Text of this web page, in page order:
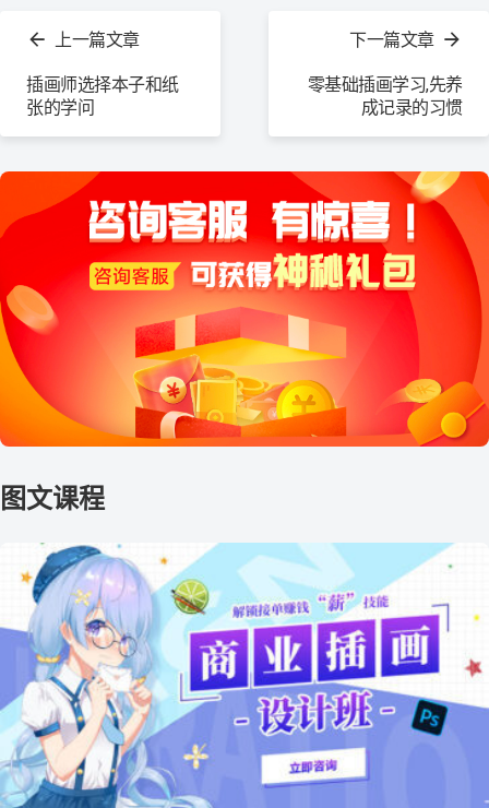
上一篇文章
插画师选择本子和纸
张的学问
下一篇文章
零基础插画学习,先养
成记录的习惯